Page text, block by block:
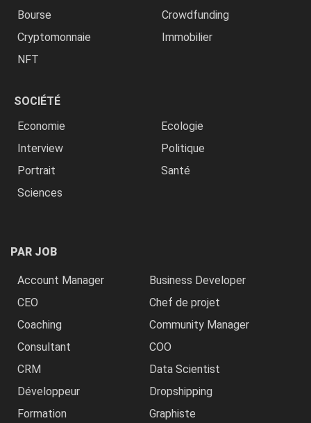
Bourse
Crowdfunding
Cryptomonnaie
Immobilier
NFT
SOCIÉTÉ
Economie
Ecologie
Interview
Politique
Portrait
Santé
Sciences
PAR JOB
Account Manager
Business Developer
CEO
Chef de projet
Coaching
Community Manager
Consultant
COO
CRM
Data Scientist
Développeur
Dropshipping
Formation
Graphiste